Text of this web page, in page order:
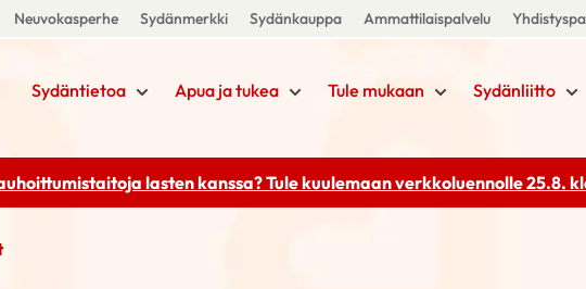
Neuvokasperhe Sydänmerkki Sydänkauppa Ammattilaispalvelu
Sydäntietoa Apua ja tukea Tule mukaan Sydänliitto
lasten kanssa? Tule kuulemaanverkkoluennolle 25.8.